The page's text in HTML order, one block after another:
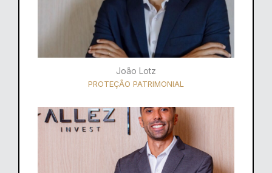
João Lotz
PROTEÇÃO PATRIMONIAL